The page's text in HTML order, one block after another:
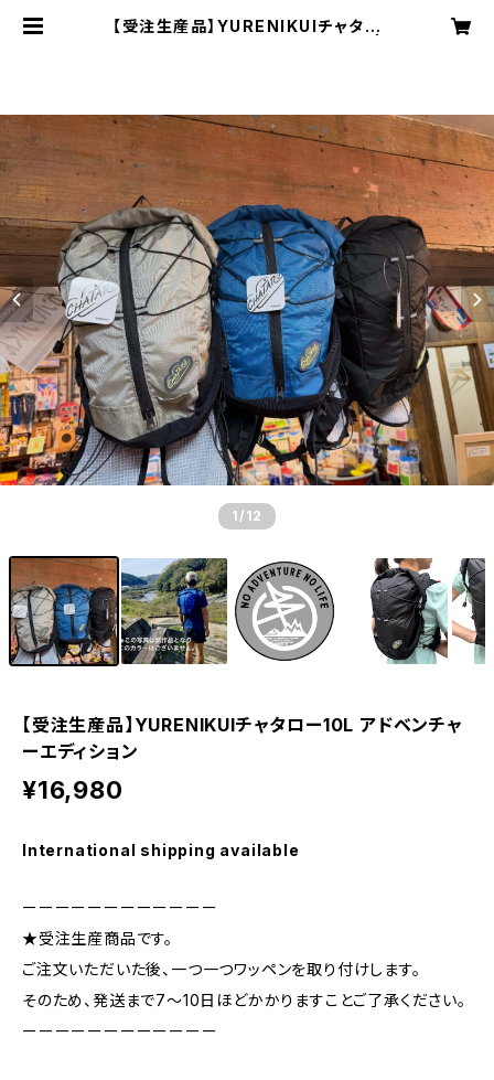
【受注生産品】YURENIKUIチャタロ
1 /12
【受注生産品】YURENIKUIチャタロー10L アドベンチャ
ーエディション
¥16,980
International shipping available
ーーーーーーーーーーーー
★受注生産商品です。
ご注文いただいた後、一つ一つワッペンを取り付けします。
そのため、発送まで7〜10日ほどかかりますことご了承ください。
ーーーーーーーーーーーー